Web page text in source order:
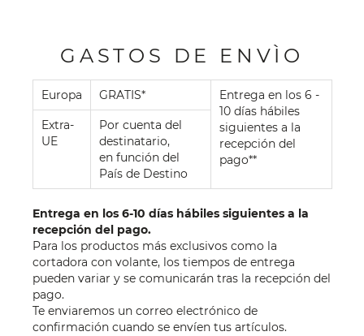
GASTOS DE ENVÌO
Europa GRATIS*
Entrega en los 6 -
10 días hábiles
siguientes a la
recepción del
pago**
Extra-
UE
Por cuenta del
destinatario,
en función del
País de Destino
Entrega en los 6-10 días hábiles siguientes a la
recepción del pago.
Para los productos más exclusivos como la
cortadora con volante, los tiempos de entrega
pueden variar y se comunicarán tras la recepción del
pago.
Te enviaremos un correo electrónico de
confirmación cuando se envíen tus artículos.